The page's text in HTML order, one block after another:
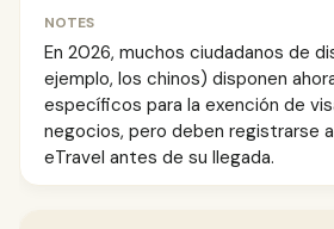
En 2026, muchos ciudadanos de
ejemplo, los chinos) disponen
específicos para la exención de
negocios, pero deben registrarse
eTravel antes de su llegada.